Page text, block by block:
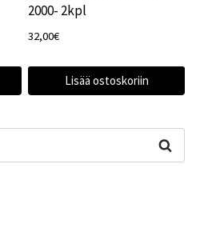
2000- 2kpl
32,00€
Lisää ostoskoriin
Haku